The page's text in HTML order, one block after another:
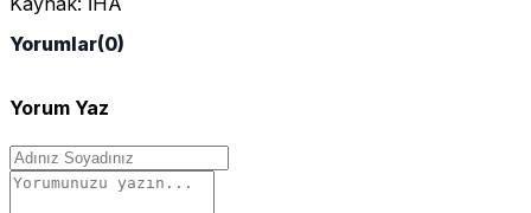
Yorumlar(0)
Yorum Yaz